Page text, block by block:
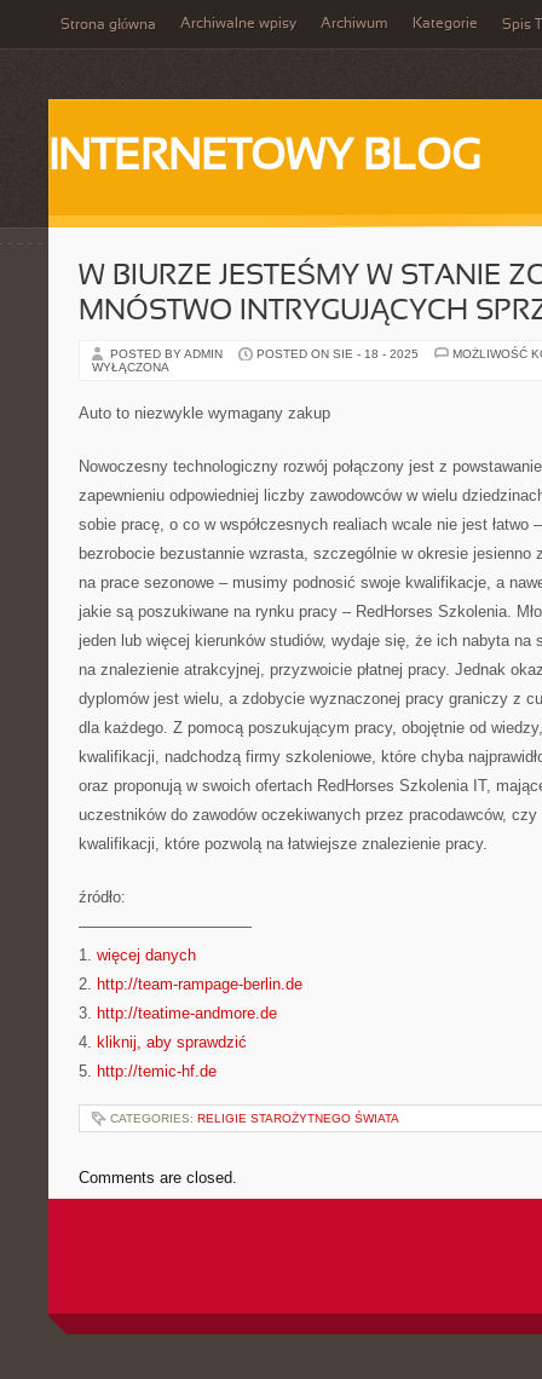
Strona główna Archiwalne wpisy Archiwum Kategorie Spis
INTERNETOWY BLOG
W BIURZE JESTEŚMY W STANIE
MNÓSTWO INTRYGUJĄCYCH
POSTED BY ADMIN POSTED ON SIE - 18 - 2025
MOŻLIWOŚĆ
WYŁĄCZONA
Auto to niezwykle wymagany zakup
Nowoczesny technologiczny rozwój połączony jest z
zapewnieniu odpowiedniej liczby zawodowców w wielu
sobie pracę, o co w współczesnych realiach wcale nie jest łatwo
bezrobocie bezustannie wzrasta, szczególnie w okresie jesienno
na prace sezonowe – musimy podnosić swoje kwalifikacje, a
jakie są poszukiwane na rynku pracy – RedHorses Szkolenia.
jeden lub więcej kierunków studiów, wydaje się, że ich nabyta na
na znalezienie atrakcyjnej, przyzwoicie płatnej pracy. Jednak
dyplomów jest wielu, a zdobycie wyznaczonej pracy graniczy z
dla każdego. Z pomocą poszukującym pracy, obojętnie od
kwalifikacji, nadchodzą firmy szkoleniowe, które chyba
oraz proponują w swoich ofertach RedHorses Szkolenia IT,
uczestników do zawodów oczekiwanych przez pracodawców,
kwalifikacji, które pozwolą na łatwiejsze znalezienie pracy.
źródło:
———————————
1. więcej danych
2. http://team-rampage-berlin.de
3. http://teatime-andmore.de
4. kliknij, aby sprawdzić
5. http://temic-hf.de
CATEGORIES: RELIGIE STAROŻYTNEGO ŚWIATA
Comments are closed.